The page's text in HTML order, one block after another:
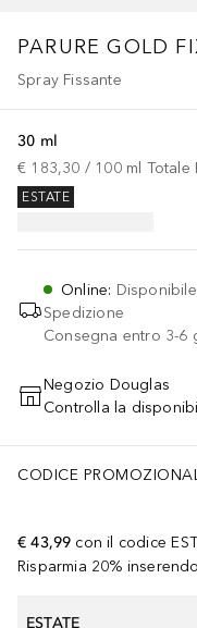
PARURE GOLD
Spray Fissante
30 ml
€ 183,30 / 100 ml Totale
ESTATE
Online: Disponibile
Spedizione
Consegna entro 3-6
Negozio Douglas
Controlla la
CODICE
€ 43,99 con il codice
Risparmia 20%
ESTATE